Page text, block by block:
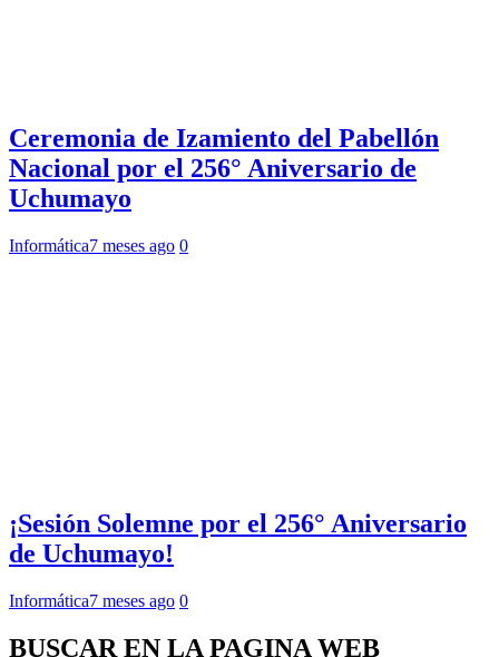
Ceremonia de Izamiento del Pabellón
Nacional por el 256° Aniversario de
Uchumayo
Informática7 meses ago 0
¡Sesión Solemne por el 256° Aniversario
de Uchumayo!
Informática7 meses ago 0
BUSCAR EN LA PAGINA WEB